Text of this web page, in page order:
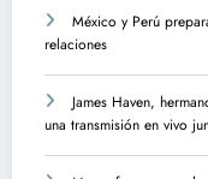
México y Perú
relaciones
James Haven,
una transmisión en vivo